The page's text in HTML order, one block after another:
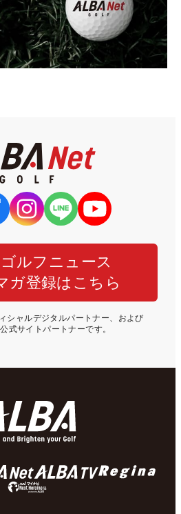
ルフニュース
ガ登録はこちら
シャルデジタルパートナー、および
式サイトパートナーです。